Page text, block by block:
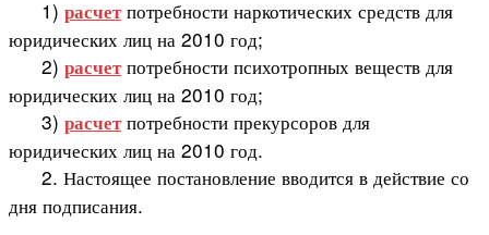
1) расчетпотребности наркотических средств для
юридических лиц на 2010 год;
2) расчетпотребности психотропных веществ для
юридических лиц на 2010 год;
3) расчетпотребности прекурсоров для
юридических лиц на 2010 год.
2. Настоящее постановление вводится в действие со
дня подписания.